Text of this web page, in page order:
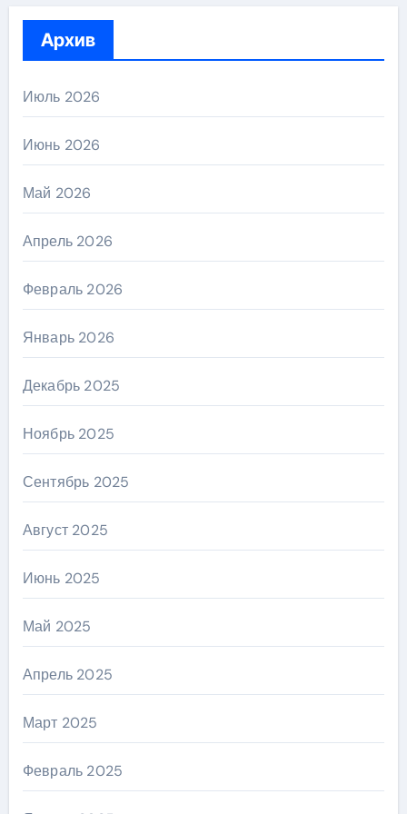
Архив
Июль 2026
Июнь 2026
Май 2026
Апрель 2026
Февраль 2026
Январь 2026
Декабрь 2025
Ноябрь 2025
Сентябрь 2025
Август 2025
Июнь 2025
Май 2025
Апрель 2025
Март 2025
Февраль 2025